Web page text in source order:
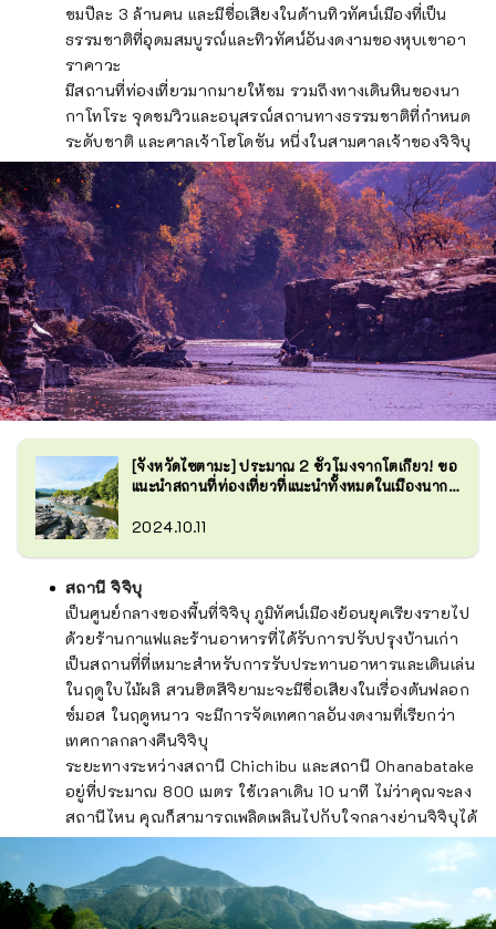
ชมปีละ 3 ล้านคน และมีชื่อเสียงในด้านทิวทัศน์เมืองที่เป็น
ธรรมชาติที่อุดมสมบูรณ์และทิวทัศน์อันงดงามของหุบเขาอา
ราคาวะ
มีสถานที่ท่องเที่ยวมากมายให้ชม รวมถึงทางเดินหินของนา
กาโทโระ จุดชมวิวและอนุสรณ์สถานทางธรรมชาติที่กำหนด
ระดับชาติ และศาลเจ้าโฮโดซัน หนึ่งในสามศาลเจ้าของจิจิบุ
[จังหวัดไซตามะ] ประมาณ 2 ชั่วโมงจากโตเกียว! ขอ
แนะนำสถานที่ท่องเที่ยวที่แนะนำทั้งหมดในเมืองนากา
2024.10.11
สถานี จิจิบุ
เป็นศูนย์กลางของพื้นที่จิจิบุ ภูมิทัศน์เมืองย้อนยุคเรียงรายไป
ด้วยร้านกาแฟและร้านอาหารที่ได้รับการปรับปรุงบ้านเก่า
เป็นสถานที่ที่เหมาะสำหรับการรับประทานอาหารและเดินเล่น
ในฤดูใบไม้ผลิ สวนฮิตสึจิยามะจะมีชื่อเสียงในเรื่องต้นฟลอก
ซ์มอส ในฤดูหนาว จะมีการจัดเทศกาลอันงดงามที่เรียกว่า
เทศกาลกลางคืนจิจิบุ
ระยะทางระหว่างสถานี Chichibu และสถานี Ohanabatake
อยู่ที่ประมาณ 800 เมตร ใช้เวลาเดิน 10 นาที ไม่ว่าคุณจะลง
สถานีไหน คุณก็สามารถเพลิดเพลินไปกับใจกลางย่านจิจิบุได้